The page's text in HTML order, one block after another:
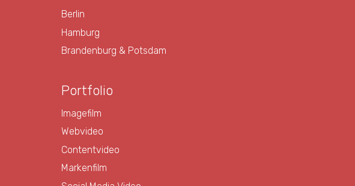
Berlin
Hamburg
Brandenburg & Potsdam
Portfolio
Imagefilm
Webvideo
Contentvideo
Markenfilm